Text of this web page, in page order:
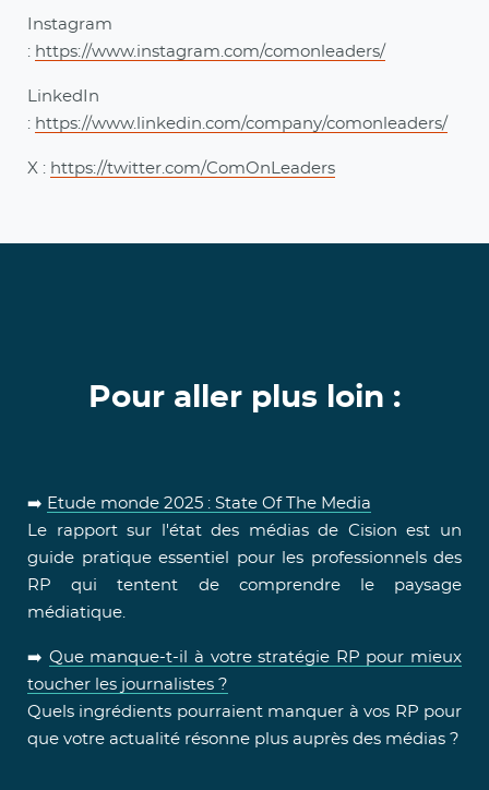
Instagram
: https://www.instagram.com/comonleaders/
LinkedIn
: https://www.linkedin.com/company/comonleaders/
X : https://twitter.com/ComOnLeaders
Pour aller plus loin :
➡️ Etude monde 2025 : State Of The Media
Le rapport sur l'état des médias de Cision est un
guide pratique essentiel pour les professionnels des
RP qui tentent de comprendre le paysage
médiatique.
➡️ Que manque-t-il à votre stratégie RP pour mieux
toucher les journalistes ?
Quels ingrédients pourraient manquer à vos RP pour
que votre actualité résonne plus auprès des médias ?